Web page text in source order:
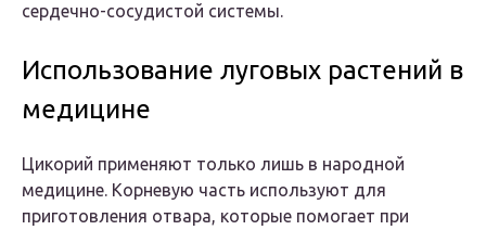
сердечно-сосудистой системы.
Использование луговых растений в
медицине
Цикорий применяют только лишь в народной
медицине. Корневую часть используют для
приготовления отвара, которые помогает при